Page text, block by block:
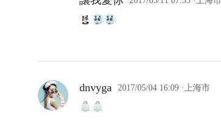
dnvyga 2017/05/04 16:09 ·上海市